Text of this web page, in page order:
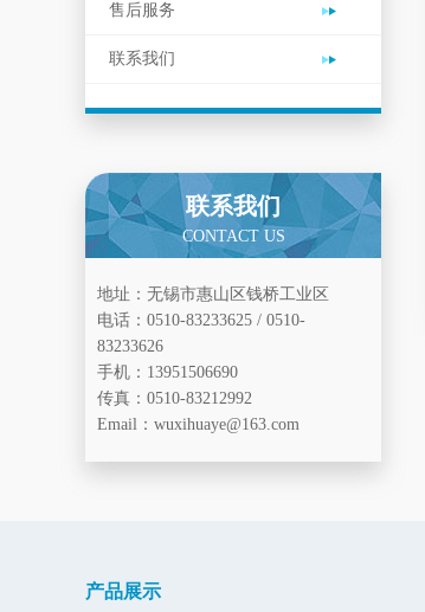
售后服务
联系我们
联系我们
CONTACT US
地址：无锡市惠山区钱桥工业区
电话：0510-83233625 / 0510-
83233626
手机：13951506690
传真：0510-83212992
Email：wuxihuaye@163.com
产品展示